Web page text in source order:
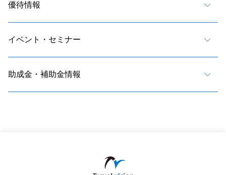
優待情報
イベント・セミナー
助成金・補助金情報